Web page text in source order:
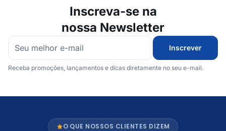
Inscreva-se na
nossa Newsletter
Inscrever
Receba promoções, lançamentos e dicas diretamente no seu e-mail.
O QUE NOSSOS CLIENTES DIZEM